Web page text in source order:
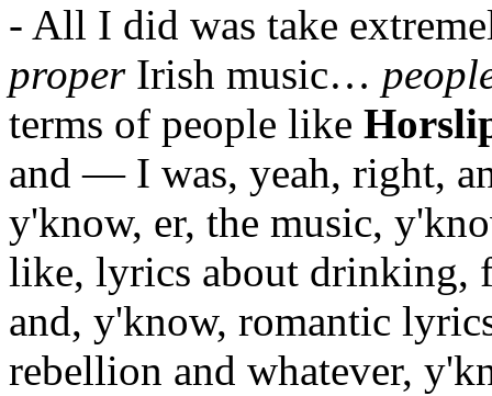
- All I did was take
properIrish music…
terms of people like
and — I was, yeah, right,
y'know, er, the music,
like, lyrics about drinking,
and, y'know, romantic
rebellion and whatever,